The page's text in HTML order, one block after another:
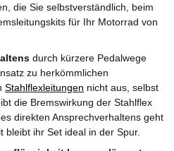
die Sie selbstverständlich, beim
für Ihr Motorrad von
durch kürzere Pedalwege
zu herkömmlichen
Stahlflexleitungen nicht aus, selbst
die Bremswirkung der Stahlflex
direkten Ansprechverhaltens geht
ihr Set ideal in der Spur.